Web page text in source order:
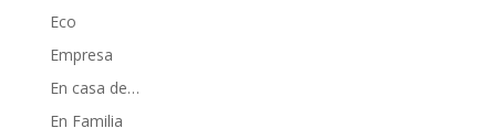
Eco
Empresa
En casa de…
En Familia